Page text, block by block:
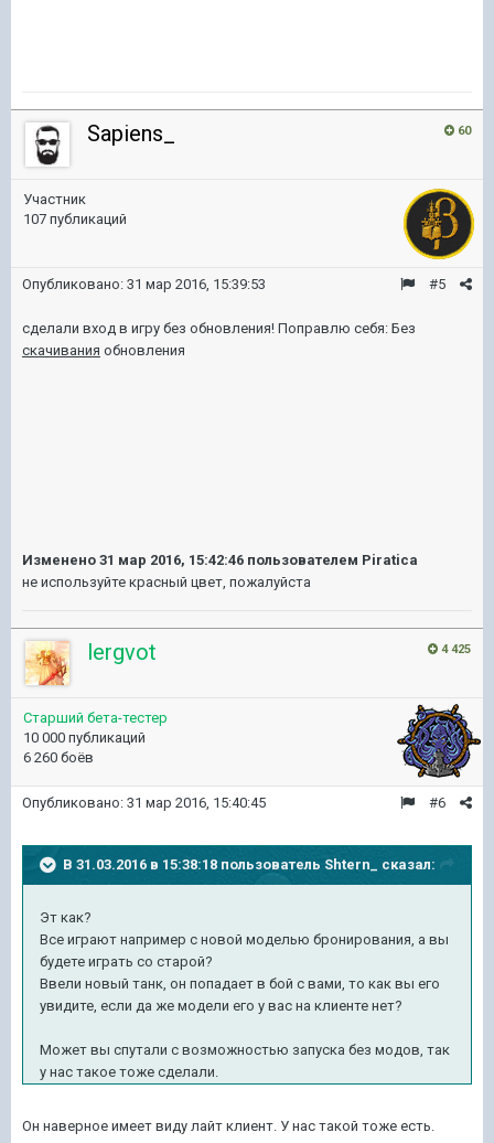
60
Sapiens_
Участник
107 публикаций
#5
Опубликовано: 31 мар 2016, 15:39:53
сделали вход в игру без обновления! Поправлю себя: Без
скачивания обновления
Изменено 31 мар 2016, 15:42:46 пользователем Piratica
не используйте красный цвет, пожалуйста
4 425
lergvot
Старший бета-тестер
10 000 публикаций
6 260 боёв
#6
Опубликовано: 31 мар 2016, 15:40:45
В 31.03.2016 в 15:38:18 пользователь Shtern_ сказал:
Эт как?
Все играют например с новой моделью бронирования, а вы
будете играть со старой?
Ввели новый танк, он попадает в бой с вами, то как вы его
увидите, если да же модели его у вас на клиенте нет?
Может вы спутали с возможностью запуска без модов, так
у нас такое тоже сделали.
Он наверное имеет виду лайт клиент. У нас такой тоже есть.